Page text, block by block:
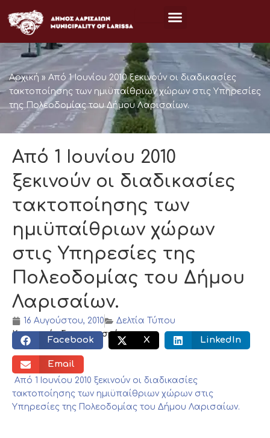
στο
περιεχόμενο
Αρχική » Από 1 Ιουνίου 2010 ξεκινούν οι διαδικασίες
τακτοποίησης των ημιϋπαίθριων χώρων στις Υπηρεσίες
της Πολεοδομίας του Δήμου Λαρισαίων.
Από 1 Ιουνίου 2010
ξεκινούν οι διαδικασίες
τακτοποίησης των
ημιϋπαίθριων χώρων
στις Υπηρεσίες της
Πολεοδομίας του Δήμου
Λαρισαίων.
16 Αυγούστου, 2010
Δελτία Τύπου
Κοινωνικός διαμοιρασμός:
Facebook X LinkedIn
Email
Από 1 Ιουνίου 2010 ξεκινούν οι διαδικασίες
τακτοποίησης των ημιϋπαίθριων χώρων στις
Υπηρεσίες της Πολεοδομίας του Δήμου Λαρισαίων.